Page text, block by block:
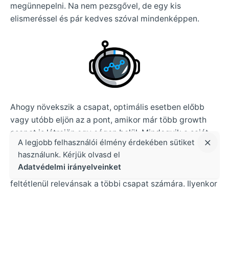
megünnepelni. Na nem pezsgővel, de egy kis
elismeréssel és pár kedves szóval mindenképpen.
Ahogy növekszik a csapat, optimális esetben előbb
vagy utóbb eljön az a pont, amikor már több growth
csapat is létrejön egy cégen belül. Mindegyik a saját
hatókörén belül üzemel, ennek köszönhetően viszont
ezeknek a csapatoknak a nagyon specifikus mély-
szakmai tanulságai és kísérleti eredményei nem
feltétlenül relevánsak a többi csapat számára. Ilyenkor
A legjobb felhasználói élmény érdekében sütiket
használunk. Kérjük olvasd el
Adatvédelmi irányelveinket